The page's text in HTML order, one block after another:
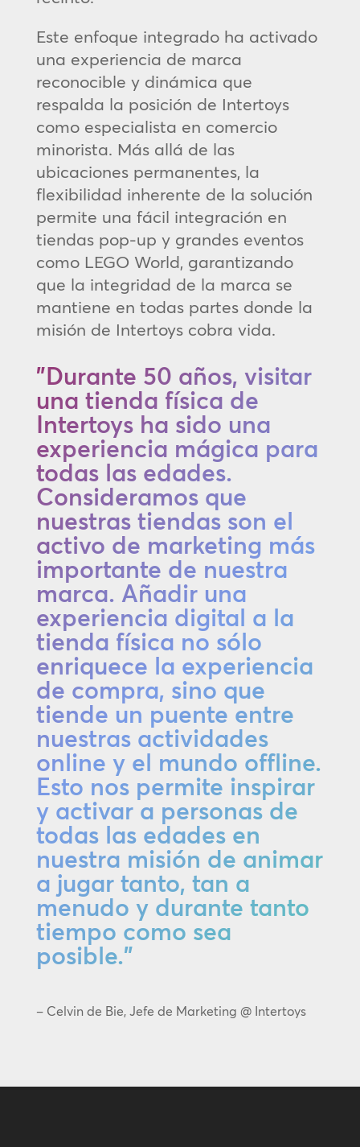
Este enfoque integrado ha activado
una experiencia de marca
reconocible y dinámica que
respalda la posición de Intertoys
como especialista en comercio
minorista. Más allá de las
ubicaciones permanentes, la
flexibilidad inherente de la solución
permite una fácil integración en
tiendas pop-up y grandes eventos
como LEGO World, garantizando
que la integridad de la marca se
mantiene en todas partes donde la
misión de Intertoys cobra vida.
"Durante 50 años, visitar
una tienda física de
Intertoys ha sido una
experiencia mágica para
todas las edades.
Consideramos que
nuestras tiendas son el
activo de marketing más
importante de nuestra
marca. Añadir una
experiencia digital a la
tienda física no sólo
enriquece la experiencia
de compra, sino que
tiende un puente entre
nuestras actividades
online y el mundo offline.
Esto nos permite inspirar
y activar a personas de
todas las edades en
nuestra misión de animar
a jugar tanto, tan a
menudo y durante tanto
tiempo como sea
posible."
– Celvin de Bie, Jefe de Marketing @ Intertoys